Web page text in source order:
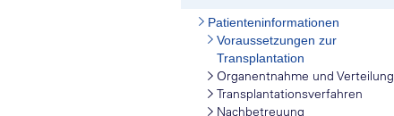
Patienteninformationen
Voraussetzungen zur
Transplantation
Organentnahme und Verteilung
Transplantationsverfahren
Nachbetreuung